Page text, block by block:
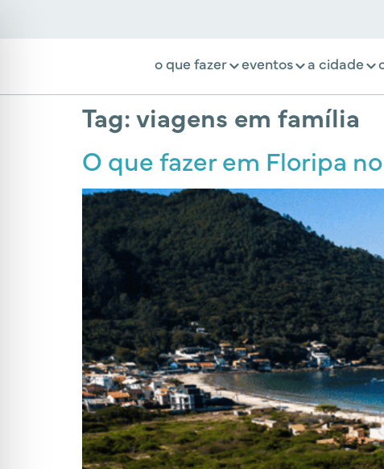
o que fazer eventos a cidade
Tag:viagens em família
O que fazer em Floripa